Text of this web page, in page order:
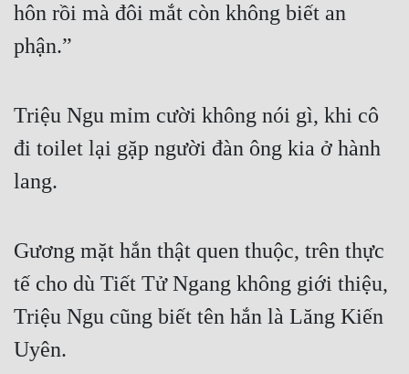
hôn rồi mà đôi mắt còn không biết an
phận.”
Triệu Ngu mỉm cười không nói gì, khi cô
đi toilet lại gặp người đàn ông kia ở hành
lang.
Gương mặt hắn thật quen thuộc, trên thực
tế cho dù Tiết Tử Ngang không giới thiệu,
Triệu Ngu cũng biết tên hắn là Lăng Kiến
Uyên.